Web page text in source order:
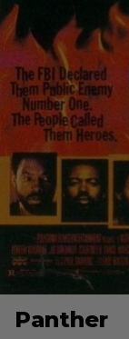
Panther